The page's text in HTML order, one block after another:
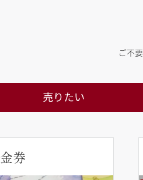
ご不
売りたい
金券